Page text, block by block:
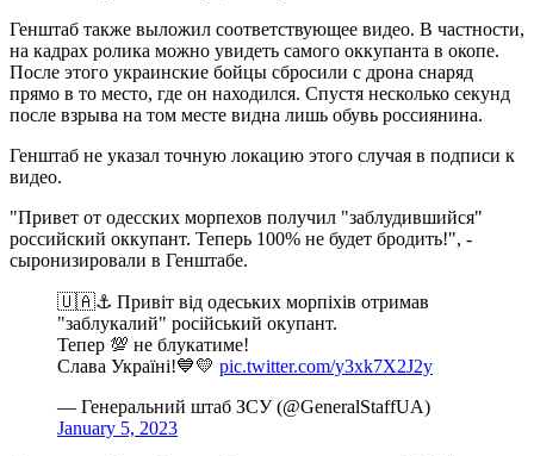
Генштаб также выложил соответствующее видео. В частности,
на кадрах ролика можно увидеть самого оккупанта в окопе.
После этого украинские бойцы сбросили с дрона снаряд
прямо в то место, где он находился. Спустя несколько секунд
после взрыва на том месте видна лишь обувь россиянина.
Генштаб не указал точную локацию этого случая в подписи к
видео.
"Привет от одесских морпехов получил "заблудившийся"
российский оккупант. Теперь 100% не будет бродить!", -
сыронизировали в Генштабе.
🇺🇦⚓ Привіт від одеських морпіхів отримав
"заблукалий" російський окупант.
Тепер 💯 не блукатиме!
Слава Україні!💙💛 pic.twitter.com/y3xk7X2J2y
— Генеральний штаб ЗСУ (@GeneralStaffUA)
January 5, 2023